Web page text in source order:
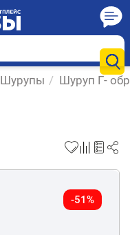
Шурупы / Шуруп Г-
-51%